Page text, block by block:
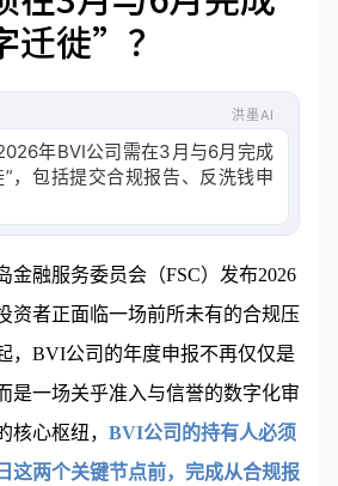
徙”？
洪墨AI
年BVI公司需在3月与6月完成
，包括提交合规报告、反洗钱申
金融服务委员会（FSC）发布2026
资者正面临一场前所未有的合规压
，BVI公司的年度申报不再仅仅是
是一场关乎准入与信誉的数字化审
核心枢纽， BVI公司的持有人必须
这两个关键节点前，完成从合规报